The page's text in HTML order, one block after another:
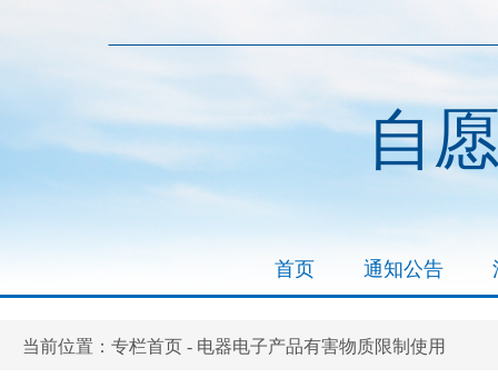
自
首页 通知公告
当前位置： 专栏首页 - 电器电子产品有害物质限制使用